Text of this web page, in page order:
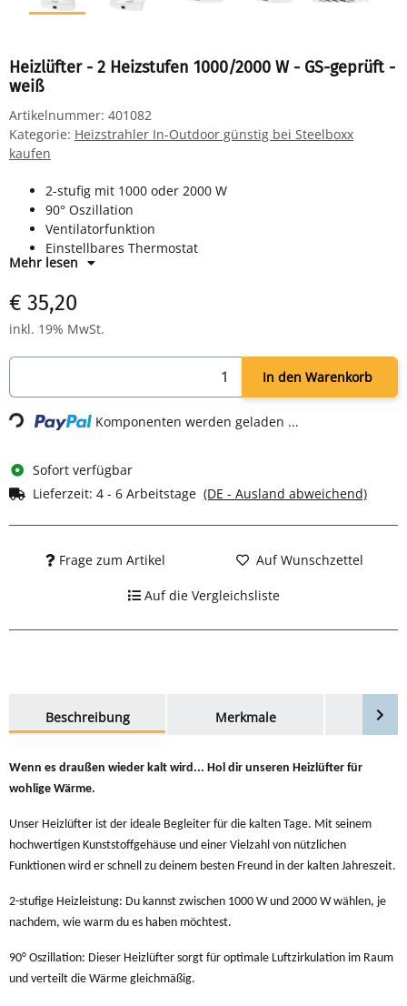
Heizlüfter - 2 Heizstufen 1000/2000 W - GS-geprüft -
weiß
Artikelnummer: 401082
Kategorie: Heizstrahler In-Outdoor günstig bei Steelboxx
kaufen
2-stufig mit 1000 oder 2000 W
90° Oszillation
Ventilatorfunktion
Einstellbares Thermostat
Überhitzungsschutz
Tragegriff
TÜV/GS-geprüft
Mehr lesen
€ 35,20
inkl. 19% MwSt.
In den Warenkorb
Loading... Komponenten werden geladen ...
Sofort verfügbar
Lieferzeit: 4 - 6 Arbeitstage (DE - Ausland abweichend)
Frage zum Artikel Auf Wunschzettel
Auf die Vergleichsliste
Beschreibung
Merkmale
Wenn es draußen wieder kalt wird... Hol dir unseren Heizlüfter für
wohlige Wärme.
Unser Heizlüfter ist der ideale Begleiter für die kalten Tage. Mit seinem
hochwertigen Kunststoffgehäuse und einer Vielzahl von nützlichen
Funktionen wird er schnell zu deinem besten Freund in der kalten Jahreszeit.
2-stufige Heizleistung: Du kannst zwischen 1000 W und 2000 W wählen, je
nachdem, wie warm du es haben möchtest.
90° Oszillation: Dieser Heizlüfter sorgt für optimale Luftzirkulation im Raum
und verteilt die Wärme gleichmäßig.